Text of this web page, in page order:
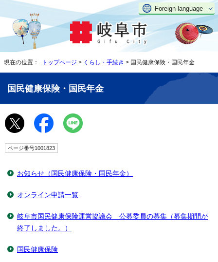
Foreign language
現在の位置： トップページ > くらし・手続き > 国民健康保険・国民年金
国民健康保険・国民年金
ページ番号1001823
お知らせ（国民健康保険・国民年金）
オンライン申請一覧
岐阜市国民健康保険運営協議会 公募委員の募集（募集期間が
終了しました。）
国民健康保険